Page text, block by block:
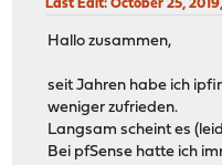
Last Edit: October 25,
Hallo zusammen,
seit Jahren habe ich
weniger zufrieden.
Langsam scheint es
Bei pfSense hatte ich